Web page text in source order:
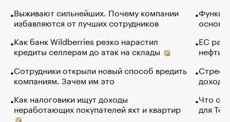
Выживают сильнейших. Почему компании
избавляются от лучших сотрудников
Как банк Wildberries резко нарастил
кредиты селлерам до атак на склады
Сотрудники открыли новый способ вредить
компаниям. Зачем им это
Как налоговики ищут доходы
неработающих покупателей яхт и квартир
основ
ЕС
нефти
Что
для